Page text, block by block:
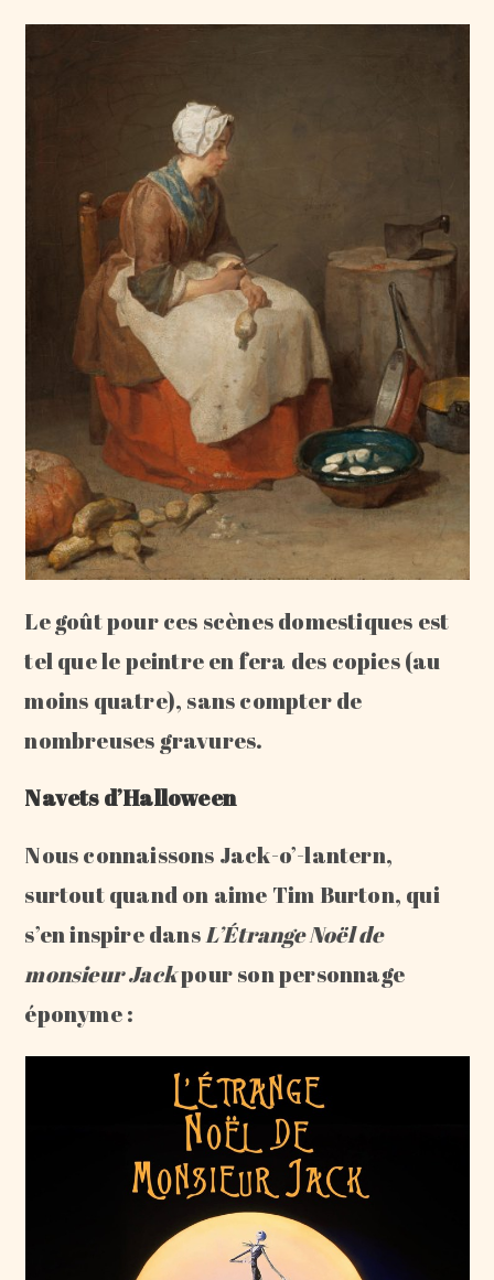
Le goût pour ces scènes domestiques est
tel que le peintre en fera des copies (au
moins quatre), sans compter de
nombreuses gravures.
Navets d’Halloween
Nous connaissons Jack-o’-lantern,
surtout quand on aime Tim Burton, qui
s’en inspire dansL’Étrange Noël de
monsieur Jackpour son personnage
éponyme :